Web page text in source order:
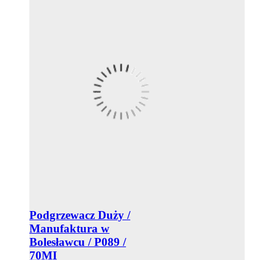
Podgrzewacz Duży /
Manufaktura w
Bolesławcu / P089 /
70MI